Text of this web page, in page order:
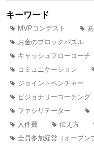
キーワード
MVPコンテスト
お金のブロックパズル
キャッシュフローコーチ
コミュニケーション
ジョイントベンチャー
ビジョナリーコーチング
ファシリテーター
人件費
伝え方
全員参加経営（オープン